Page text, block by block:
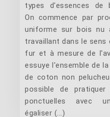
types d'essences de
On commence par
uniforme sur bois nu
travaillant dans le sens
fur et à mesure de
essuye l'ensemble de
de coton non
possible de
ponctuelles avec
égaliser (...)